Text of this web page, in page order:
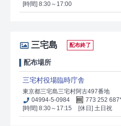
[時間] 8:30～17:00
三宅島 配布終了
配布場所
三宅村役場臨時庁舎
東京都三宅島三宅村阿古497番地
04994-5-0984
773 252
[時間] 8:30～17:15
[休日] 土日祝